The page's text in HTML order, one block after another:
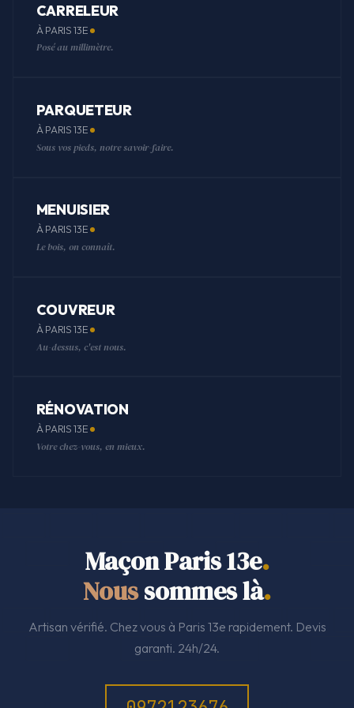
CARRELEUR
À PARIS 13E
Posé au millimètre.
PARQUETEUR
À PARIS 13E
Sous vos pieds, notre savoir-faire.
MENUISIER
À PARIS 13E
Le bois, on connaît.
COUVREUR
À PARIS 13E
Au-dessus, c'est nous.
RÉNOVATION
À PARIS 13E
Votre chez-vous, en mieux.
Maçon Paris 13e.
Noussommes là.
Artisan vérifié. Chez vous à Paris 13e rapidement. Devis
garanti. 24h/24.